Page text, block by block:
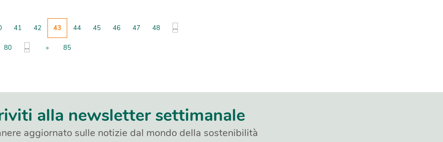
41 42 43 44 45 46 47 48 ...
80 ... » 85
alla newsletter settimanale
aggiornato sulle notizie dal mondo della sostenibilità